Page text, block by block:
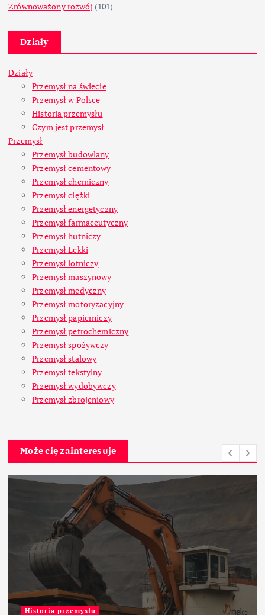
Zrównoważony rozwój (101)
Działy
Działy
Przemysł na świecie
Przemysł w Polsce
Historia przemysłu
Czym jest przemysł
Przemysł
Przemysł budowlany
Przemysł cementowy
Przemysł chemiczny
Przemysł ciężki
Przemysł energetyczny
Przemysł farmaceutyczny
Przemysł hutniczy
Przemysł Lekki
Przemysł lotniczy
Przemysł maszynowy
Przemysł medyczny
Przemysł motoryzacyjny
Przemysł papierniczy
Przemysł petrochemiczny
Przemysł spożywczy
Przemysł stalowy
Przemysł tekstylny
Przemysł wydobywczy
Przemysł zbrojeniowy
Może cię zainteresuje
Historia przemysłu